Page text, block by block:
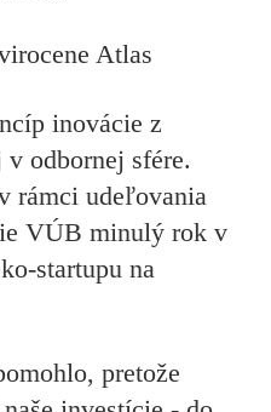
Atlas
inovácie z
v odbornej sfére.
rámci udeľovania
VÚB minulý rok v
startupu na
pretože